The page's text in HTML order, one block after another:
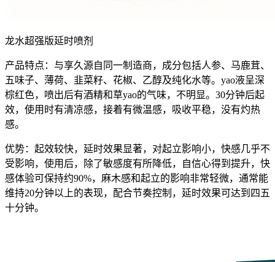
龙水超强版延时喷剂
产品特点：与享久源自同一制造商，成分包括人参、 马鹿茸、
五味子、薄荷、韭菜籽、花椒、乙醇及纯化水等。yao液呈深
棕红色，喷出后有酒精和草yao的气味，不明显。30分钟后起
效，使用时有清凉感，接着有微温感，吸收平稳，没有灼热
感。
优势：起效较快，延时效果显著，对起立影响小，快感几乎不
受影响，使用后，除了敏感度有所降低，自信心得到提升，快
感体验可保持约90%，麻木感和起立的影响非常轻微，通常能
维持20分钟以上的表现，配合节奏控制，延时效果可达到四五
十分钟。